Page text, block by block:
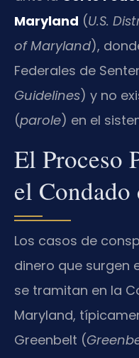
Maryland (U.S.
of Maryland),
Federales de
Guidelines) y no
(parole) en el
El Proceso
el
Los casos de
dinero que surgen
se tramitan en la
Maryland,
Greenbelt (